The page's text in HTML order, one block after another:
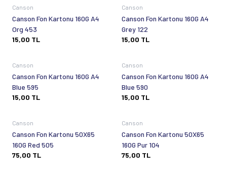
Canson
Canson Fon Kartonu 160G A4
Org 453
15,00 TL
Canson
Canson Fon Kartonu 160G A4
Grey 122
15,00 TL
Canson
Canson Fon Kartonu 160G A4
Blue 595
15,00 TL
Canson
Canson Fon Kartonu 160G A4
Blue 590
15,00 TL
Canson
Canson Fon Kartonu 50X65
160G Red 505
75,00 TL
Canson
Canson Fon Kartonu 50X65
160G Pur 104
75,00 TL